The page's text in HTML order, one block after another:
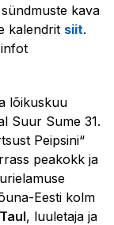
kava
kalendrit siit.
lõikuskuu
Suur Sume 31.
Peipsini“
peakokk ja
Eesti kolm
, luuletaja ja